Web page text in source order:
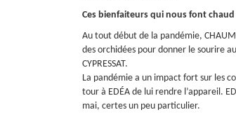
Ces bienfaiteurs qui nous font
Au tout début de la pandémie,
des orchidées pour donner le sourire
CYPRESSAT.
La pandémie a un impact fort sur les
tour à EDÉA de lui rendre l’appareil.
mai, certes un peu particulier.